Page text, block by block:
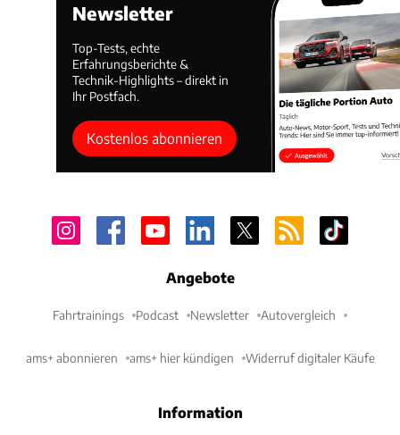
Newsletter
Top-Tests, echte
Erfahrungsberichte &
Technik-Highlights – direkt in
Ihr Postfach.
Kostenlos abonnieren
Angebote
Fahrtrainings Podcast Newsletter Autovergleich
ams+ abonnieren ams+ hier kündigen Widerruf digitaler Käufe
Information